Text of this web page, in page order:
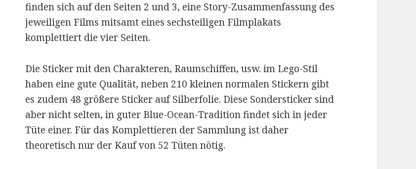
finden sich auf den Seiten 2 und 3, eine Story-Zusammenfassung des
jeweiligen Films mitsamt eines sechsteiligen Filmplakats
komplettiert die vier Seiten.
Die Sticker mit den Charakteren, Raumschiffen, usw. im Lego-Stil
haben eine gute Qualität, neben 210 kleinen normalen Stickern gibt
es zudem 48 größere Sticker auf Silberfolie. Diese Sondersticker sind
aber nicht selten, in guter Blue-Ocean-Tradition findet sich in jeder
Tüte einer. Für das Komplettieren der Sammlung ist daher
theoretisch nur der Kauf von 52 Tüten nötig.